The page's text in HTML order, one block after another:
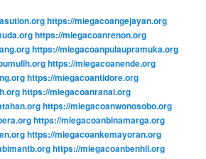
https://miegacoangejayan.org
https://miegacoanrenon.org
https://miegacoanpulaupramuka.org
https://miegacoanende.org
https://miegacoantidore.org
https://miegacoanranai.org
https://miegacoanwonosobo.org
https://miegacoanbinamarga.org
https://miegacoankemayoran.org
https://miegacoanbenhil.org